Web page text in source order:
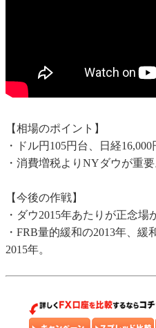
【相場のポイント】
・ドル円105円台、日経16,000
・消費増税よりNYダウが重要
【今後の作戦】
・ダウ2015年あたりが正念場
・FRB量的緩和の2013年、
2015年。